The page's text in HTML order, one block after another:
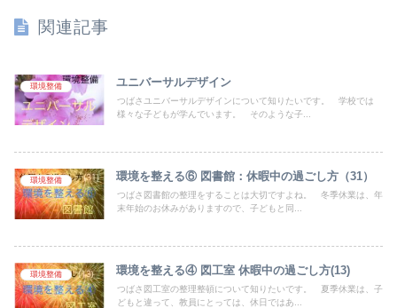
関連記事
環境整備 ユニバーサルデザイン
つばさユニバーサルデザインについて知りたいです。 学校では
様々な子どもが学んでいます。 そのような子...
環境整備 環境を整える⑥ 図書館：休暇中の過ごし方（31）
つばさ図書館の整理をすることは大切ですよね。 冬季休業は、年
末年始のお休みがありますので、子どもと同...
環境整備 環境を整える④ 図工室 休暇中の過ごし方(13)
つばさ図工室の整理整頓について知りたいです。 夏季休業は、子
どもと違って、教員にとっては、休日ではあ...